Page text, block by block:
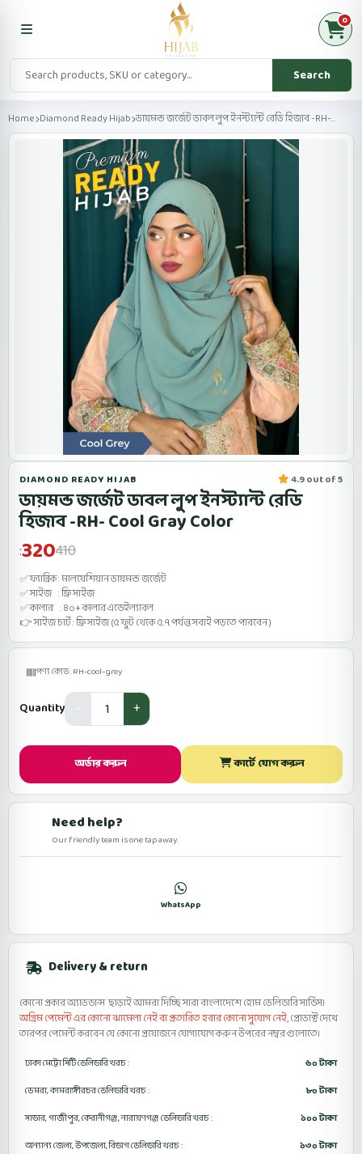
Search
0
Home Diamond Ready Hijab ডায়মন্ড জর্জেট ডাবল লুপ ইনস্ট্যান্ট রেডি হিজাব -RH-...
DIAMOND READY HIJAB 4.9 out of 5
ডায়মন্ড জর্জেট ডাবল লুপ ইনস্ট্যান্ট রেডি
হিজাব -RH- Cool Gray Color
:320410
✅ ফ্যাব্রিক : মালয়েশিয়ান ডায়মন্ড জর্জেট
✅ সাইজ : ফ্রি সাইজ
✅ কালার : ৪০+ কালার এভেইল্যাবল
👉 সাইজ চার্ট : ফ্রি সাইজ (৫ ফুট থেকে ৫.৭ পর্যন্ত সবাই পড়তে পারবেন )
পণ্য কোড: RH-cool-grey
Quantity
অর্ডার করুন কার্টে যোগ করুন
Need help?
Our friendly team is one tap away.
WhatsApp
Delivery & return
কোনো প্রকার অ্যাডভান্স ছাড়াই আমরা দিচ্ছি সারা বাংলাদেশে হোম ডেলিভারি সার্ভিস।
অগ্রিম পেমেন্ট এর কোনো ঝামেলা নেই বা প্রতারিত হবার কোনো সুযোগ নেই,প্রোডাক্ট দেখে
তারপর পেমেন্ট করবেন যে কোনো প্রয়োজনে যোগাযোগ করুন উপরের নম্বর গুলোতে।
ঢাকা মেট্রো সিটি ডেলিভারি খরচ :
৬০ টাকা
ডেমরা, কামরাঙ্গীরচর ডেলিভারি খরচ :
৮০ টাকা
সাভার, গাজীপুর, কেরানীগঞ্জ, নারায়ণগঞ্জ ডেলিভারি খরচ :
১০০ টাকা
অন্যান্য জেলা, উপজেলা, বিভাগ ডেলিভারি খরচ :
১৩০ টাকা